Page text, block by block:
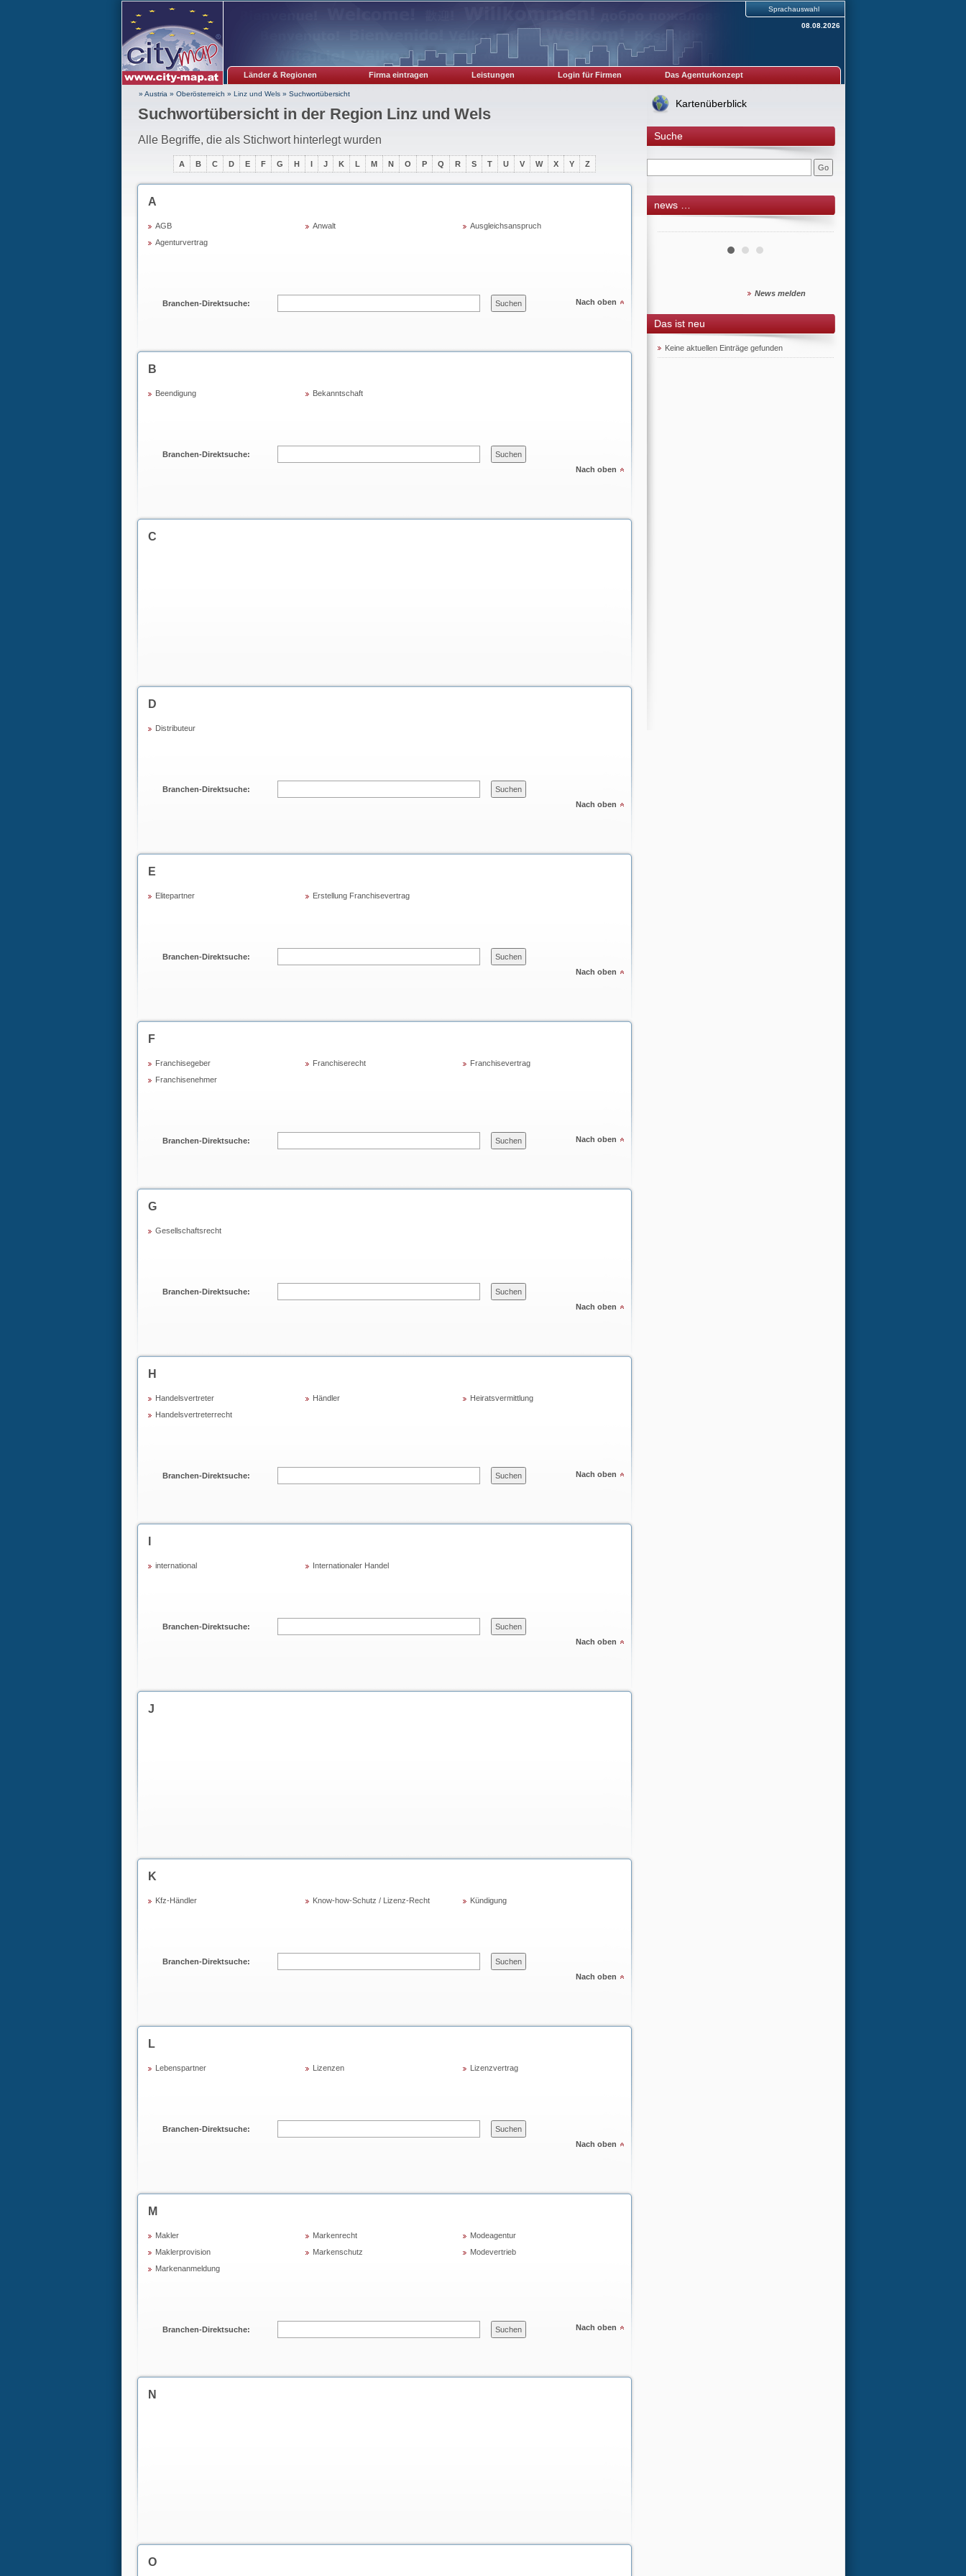
Sprachauswahl
08.08.2026
Länder & Regionen Firma eintragen Leistungen Login für Firmen Das Agenturkonzept
» Austria » Oberösterreich » Linz und Wels» Suchwortübersicht
Suchwortübersicht in der Region Linz und Wels
Alle Begriffe, die als Stichwort hinterlegt wurden
A B C D E F G H I J K L M N O P Q R S T U V W X Y Z
A
AGB
Agenturvertrag
Anwalt Ausgleichsanspruch
Nach oben
Branchen-Direktsuche:
B
Beendigung Bekanntschaft
Nach oben
Branchen-Direktsuche:
C
D
Distributeur
Nach oben
Branchen-Direktsuche:
E
Elitepartner Erstellung Franchisevertrag
Nach oben
Branchen-Direktsuche:
F
Franchisegeber
Franchisenehmer
Franchiserecht Franchisevertrag
Nach oben
Branchen-Direktsuche:
G
Gesellschaftsrecht
Nach oben
Branchen-Direktsuche:
H
Handelsvertreter
Handelsvertreterrecht
Händler Heiratsvermittlung
Nach oben
Branchen-Direktsuche:
international Internationaler Handel
Nach oben
Branchen-Direktsuche:
J
K
Kfz-Händler Know-how-Schutz / Lizenz-Recht Kündigung
Nach oben
Branchen-Direktsuche:
L
Lebenspartner Lizenzen Lizenzvertrag
Nach oben
Branchen-Direktsuche:
M
Makler
Maklerprovision
Markenanmeldung
Markenrecht
Markenschutz
Modeagentur
Modevertrieb
Nach oben
Branchen-Direktsuche:
N
O
Kartenüberblick
Suche
news …
News melden
Das ist neu
Keine aktuellen Einträge gefunden